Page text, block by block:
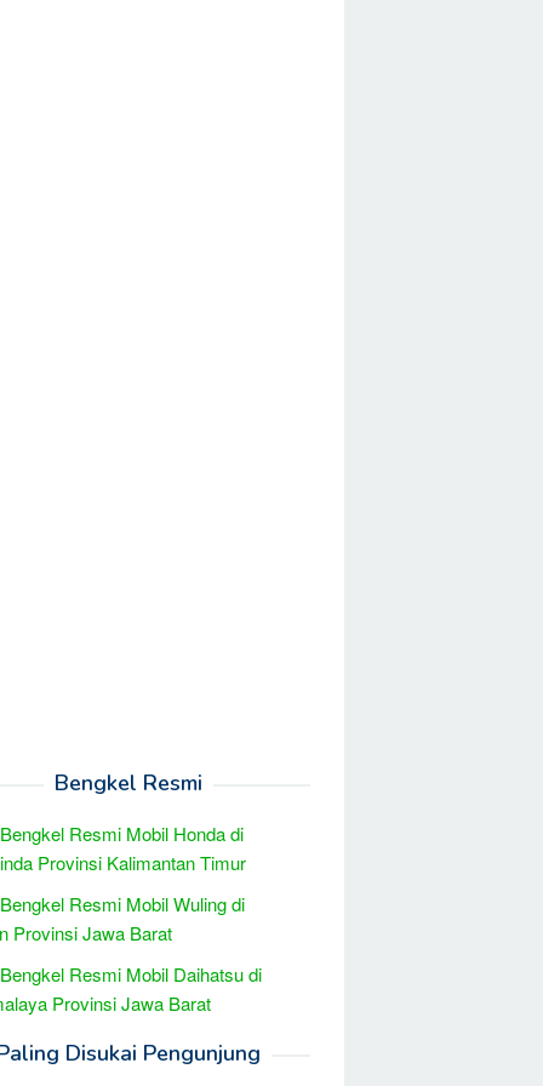
Bengkel Resmi
Resmi Mobil Honda di
Provinsi Kalimantan Timur
Resmi Mobil Wuling di
Provinsi Jawa Barat
Resmi Mobil Daihatsu di
Provinsi Jawa Barat
Disukai Pengunjung